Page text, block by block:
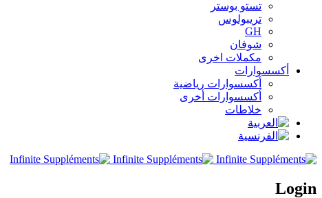
تستو بوستر
تريبولوس
GH
شوفان
مكملات اخرى
أكسسوارات
أكسسوارات رياضية
أكسسوارات أخرى
خلاطات
Login